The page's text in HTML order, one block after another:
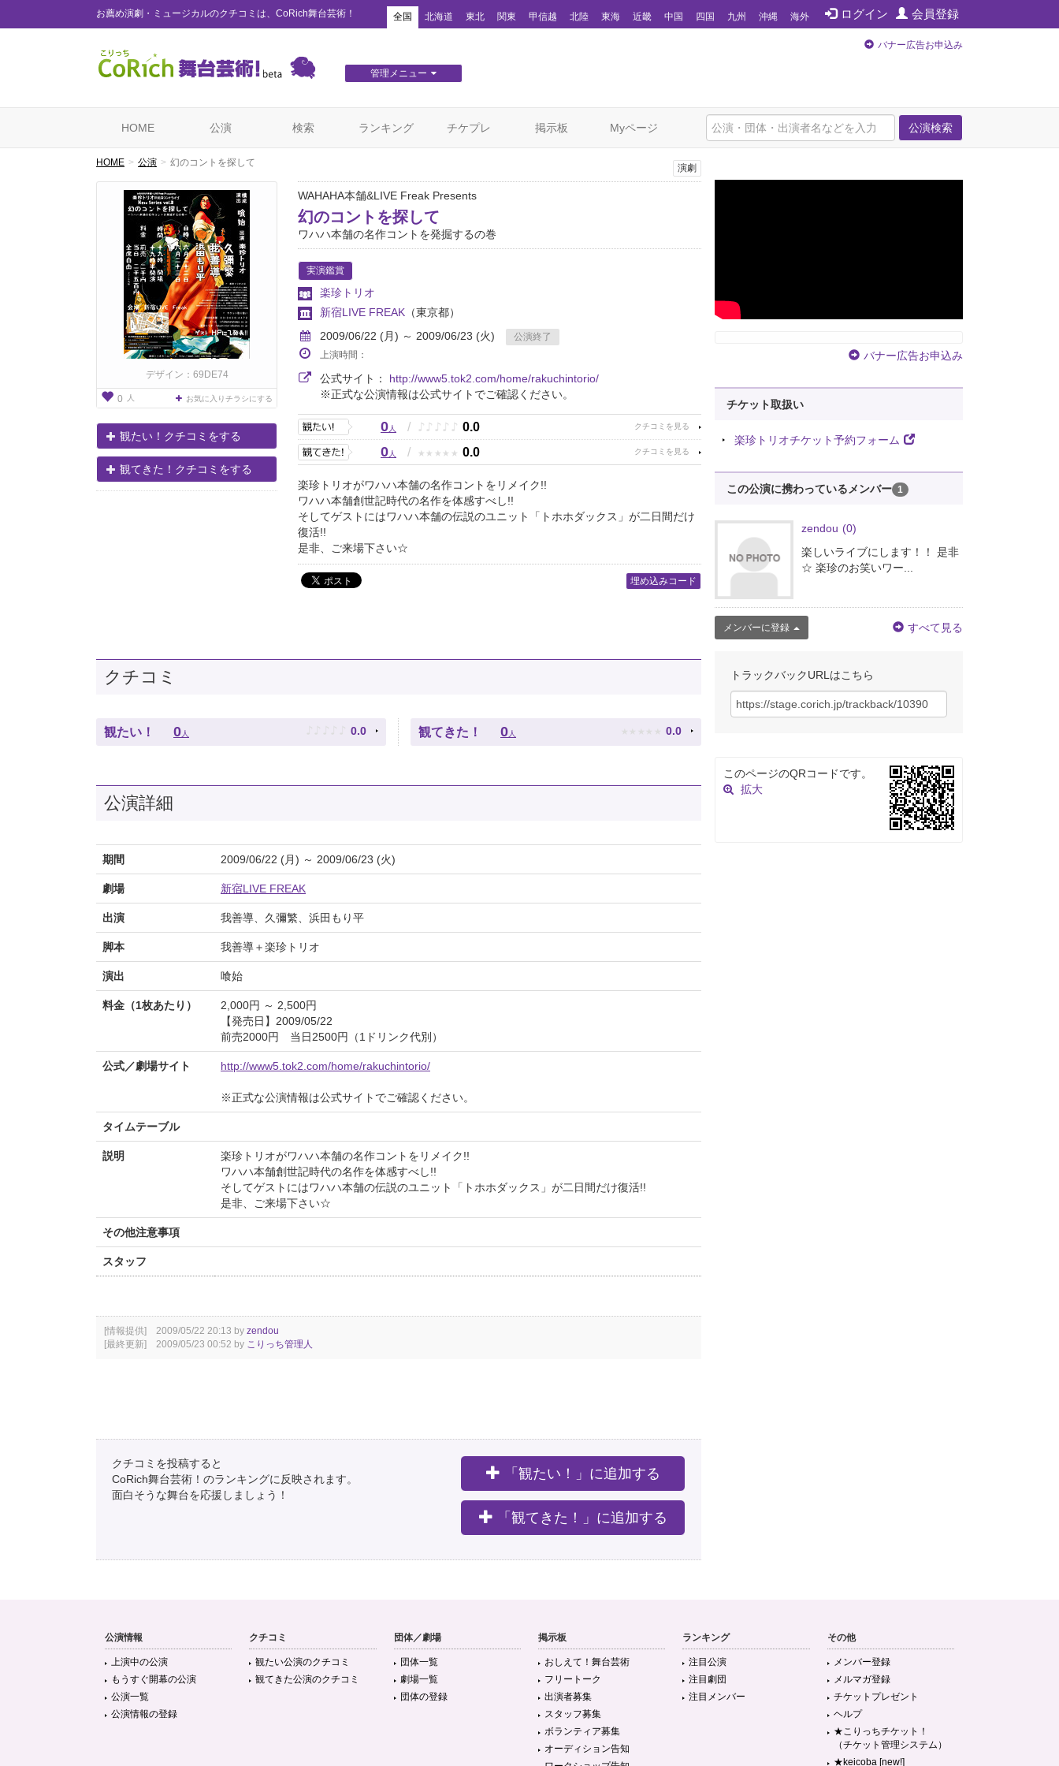
お薦め演劇・ミュージカルのクチコミは、CoRich舞台芸術！ ログイン 会員登録
全国 北海道 東北 関東 甲信越 北陸 東海 近畿 中国 四国 九州 沖縄 海外
管理メニュー
バナー広告お申込み
公演検索
HOME 公演 検索 ランキング チケプレ 掲示板 Myページ
HOME 公演 幻のコントを探して
デザイン：69DE74
0 人 お気に入りチラシにする
観たい！クチコミをする
観てきた！クチコミをする
演劇
WAHAHA本舗&LIVE Freak Presents
幻のコントを探して
ワハハ本舗の名作コントを発掘するの巻
実演鑑賞
楽珍トリオ
新宿LIVE FREAK （東京都）
2009/06/22 (月) ～ 2009/06/23 (火)
公演終了
上演時間：
公式サイト： http://www5.tok2.com/home/rakuchintorio/
※正式な公演情報は公式サイトでご確認ください。
0人 / ♪ ♪ ♪ ♪ ♪ 0.0
0人 / ★ ★ ★ ★ ★ 0.0
楽珍トリオがワハハ本舗の名作コントをリメイク!!
ワハハ本舗創世記時代の名作を体感すべし!!
そしてゲストにはワハハ本舗の伝説のユニット「トホホダックス」が二日間だけ
復活!!
是非、ご来場下さい☆
埋め込みコード
クチコミ
観たい！ 0 人 ♪ ♪ ♪ ♪ ♪ 0.0 観てきた！ 0 人 ★ ★ ★ ★ ★ 0.0
公演詳細
期間 2009/06/22 (月) ～ 2009/06/23 (火)
劇場 新宿LIVE FREAK
出演 我善導、久彌繁、浜田もり平
脚本 我善導＋楽珍トリオ
演出 喰始
料金（1枚あたり）
2,000円 ～ 2,500円
【発売日】2009/05/22
前売2000円 当日2500円（1ドリンク代別）
公式／劇場サイト http://www5.tok2.com/home/rakuchintorio/
※正式な公演情報は公式サイトでご確認ください。
タイムテーブル
説明
楽珍トリオがワハハ本舗の名作コントをリメイク!!
ワハハ本舗創世記時代の名作を体感すべし!!
そしてゲストにはワハハ本舗の伝説のユニット「トホホダックス」が二日間だけ復活!!
是非、ご来場下さい☆
その他注意事項
スタッフ
[情報提供] 2009/05/22 20:13 by zendou
[最終更新] 2009/05/23 00:52 by こりっち管理人
クチコミを投稿すると
CoRich舞台芸術！のランキングに反映されます。
面白そうな舞台を応援しましょう！
「観たい！」に追加する
「観てきた！」に追加する
バナー広告お申込み
チケット取扱い
楽珍トリオチケット予約フォーム
この公演に携わっているメンバー 1
zendou (0)
楽しいライブにします！！ 是非
☆ 楽珍のお笑いワー...
メンバーに登録 すべて見る
トラックバックURLはこちら
このページのQRコードです。
拡大
公演情報
上演中の公演
もうすぐ開幕の公演
公演一覧
公演情報の登録
クチコミ
観たい公演のクチコミ
観てきた公演のクチコミ
団体／劇場
団体一覧
劇場一覧
団体の登録
掲示板
おしえて！舞台芸術
フリートーク
出演者募集
スタッフ募集
ボランティア募集
オーディション告知
ランキング
注目公演
注目劇団
注目メンバー
その他
メンバー登録
メルマガ登録
チケットプレゼント
ヘルプ
★こりっちチケット！
（チケット管理システム）
★keicoba [new!]